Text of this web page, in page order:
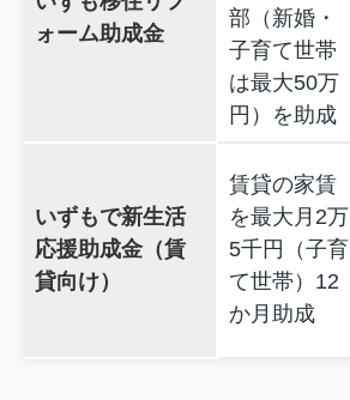
ォーム助成金
部（新婚・
子育て世帯
は最大50万
円）を助成
いずもで新生活
応援助成金（賃
貸向け）
賃貸の家賃
を最大月2万
5千円（子育
て世帯）12
か月助成